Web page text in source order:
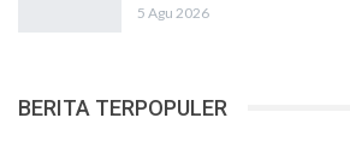
5 Agu 2026
BERITA TERPOPULER